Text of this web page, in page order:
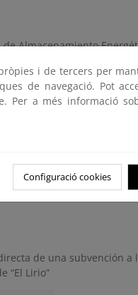
Almacenamiento
1 audio
de energía
1 audio
de una subvención
“El Lirio”
i de tercers per
de navegació. Pot
Per a més informació
Configuració cookies